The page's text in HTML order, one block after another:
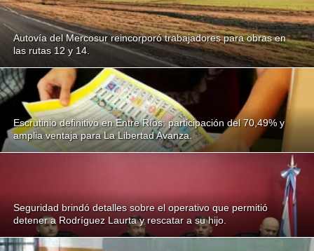
Autovía del Mercosur reincorporó trabajadores para obras en
las rutas 12 y 14.
Escrutinio definitivo en Entre Ríos: participación del 70,49% y
amplia ventaja para La Libertad Avanza.
Seguridad brindó detalles sobre el operativo que permitió
detener a Rodríguez Laurta y rescatar a su hijo.